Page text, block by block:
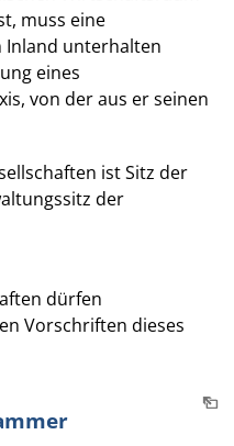
muss eine
Inland unterhalten
eines
von der aus er seinen
ist Sitz der
der
dürfen
Vorschriften dieses